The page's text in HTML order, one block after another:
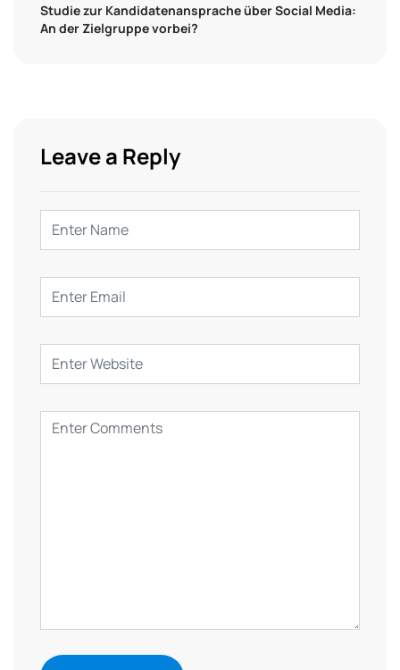
Studie zur Kandidatenansprache über Social Media:
An der Zielgruppe vorbei?
Leave a Reply